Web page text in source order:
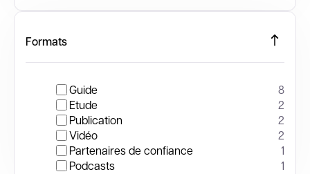
Formats
Guide
8
Etude
2
Publication
2
Vidéo
2
Partenaires de confiance
1
Podcasts
1